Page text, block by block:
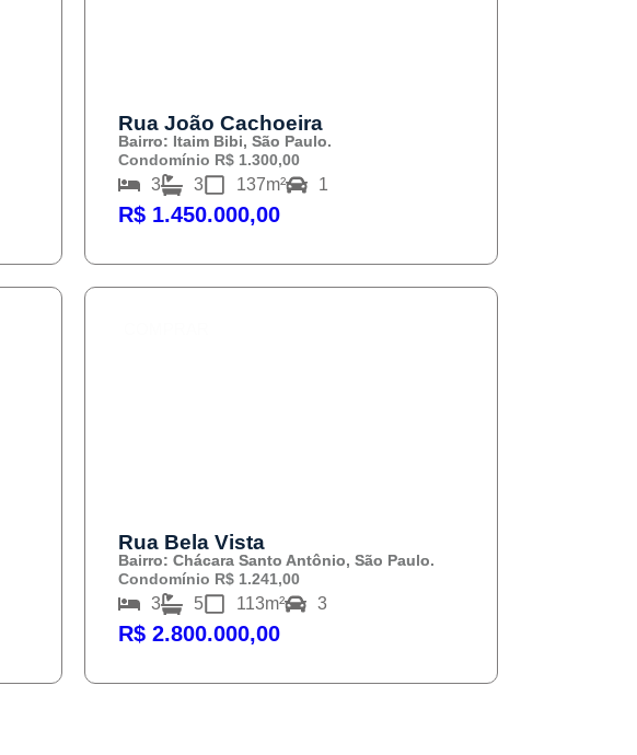
Rua João Cachoeira
Bairro: Itaim Bibi, São Paulo.
Condomínio R$ 1.300,00
3 3 137m² 1
R$ 1.450.000,00
Rua Bela Vista
Bairro: Chácara Santo Antônio, São Paulo.
Condomínio R$ 1.241,00
3 5 113m² 3
R$ 2.800.000,00